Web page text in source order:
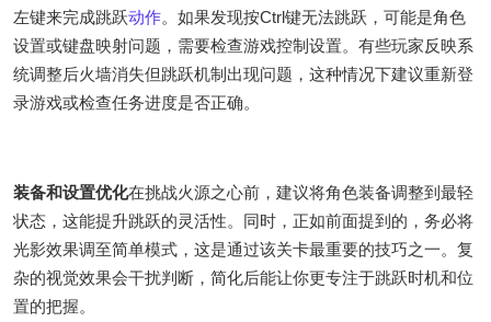
左键来完成跳跃动作。如果发现按Ctrl键无法跳跃，可能是角色
设置或键盘映射问题，需要检查游戏控制设置。有些玩家反映系
统调整后火墙消失但跳跃机制出现问题，这种情况下建议重新登
录游戏或检查任务进度是否正确。
装备和设置优化在挑战火源之心前，建议将角色装备调整到最轻
状态，这能提升跳跃的灵活性。同时，正如前面提到的，务必将
光影效果调至简单模式，这是通过该关卡最重要的技巧之一。复
杂的视觉效果会干扰判断，简化后能让你更专注于跳跃时机和位
置的把握。